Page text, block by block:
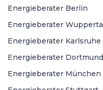
Energieberater Berlin
Energieberater Wuppertal
Energieberater Karlsruhe
Energieberater Dortmund
Energieberater München